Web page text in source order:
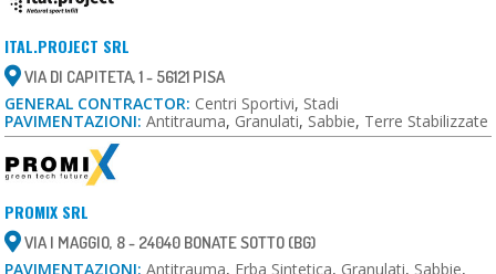
ITAL.PROJECT SRL
VIA DI CAPITETA, 1 - 56121 PISA
GENERAL CONTRACTOR: Centri Sportivi, Stadi
PAVIMENTAZIONI: Antitrauma, Granulati, Sabbie, Terre Stabilizzate
PROMIX SRL
VIA I MAGGIO, 8 - 24040 BONATE SOTTO (BG)
PAVIMENTAZIONI: Antitrauma, Erba Sintetica, Granulati, Sabbie,